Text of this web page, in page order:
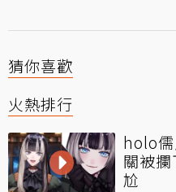
猜你喜歡
火熱排行
holo
關被
尬